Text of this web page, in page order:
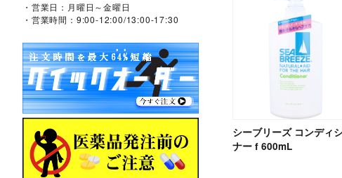
シーブリーズ コンディ
ナー f 600mL
・営業日：月曜日～金曜日
・営業時間：9:00-12:00/13:00-17:30